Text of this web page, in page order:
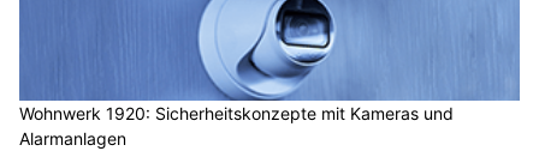
Wohnwerk 1920: Sicherheitskonzepte mit Kameras und
Alarmanlagen